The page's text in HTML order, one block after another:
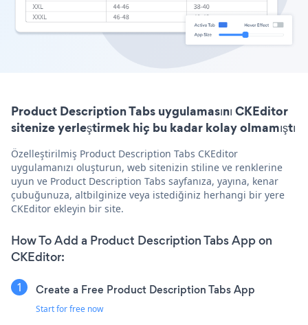
Product Description Tabs uygulamasını CKEditor
sitenize yerleştirmek hiç bu kadar kolay olmamıştı
Özelleştirilmiş Product Description Tabs CKEditor
uygulamanızı oluşturun, web sitenizin stiline ve renklerine
uyun ve Product Description Tabs sayfanıza, yayına, kenar
çubuğunuza, altbilginize veya istediğiniz herhangi bir yere
CKEditor ekleyin bir site.
How To Add a Product Description Tabs App on
CKEditor:
Create a Free Product Description Tabs App
Start for free now